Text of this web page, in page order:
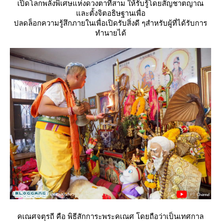
เปิดโลกพลังพิเศษแห่งดวงตาที่สาม ให้รับรู้โดยสัญชาตญาณ
ละตั้งจิตอธิษฐานเพื่อ
ปลดล็อกความรู้สึกภายในเพื่อเปิดรับสิ่งดี ๆสำหรับผู้ที่ได้รับการ
ทำนายได้
คเณศจตุรถี คือ พิธีสักการะพระคเณศ โดยถือว่าเป็นเทศกาล